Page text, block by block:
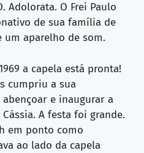
Adolorata. O Frei Paulo
de sua família de
um aparelho de som.
a capela está pronta!
cumpriu a sua
abençoar e inaugurar a
A festa foi grande.
em ponto como
ao lado da capela